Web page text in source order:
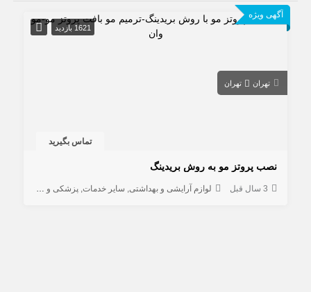
آگهی ویژه
1621 بازدید
تهران تهران
تماس بگیرید
نصب پروتز مو به روش بریدینگ
3 سال قبل لوازم آرایشی و بهداشتی سایر خدمات پزشکی و زیبایی